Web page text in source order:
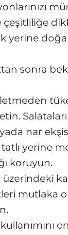
çeşitliliğe
yerine
sonra
nar
tatlı yerine
koruyun.
üzerindeki
mutlaka